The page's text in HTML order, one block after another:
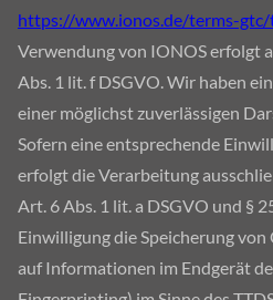
https://www.ionos.de/terms-
Verwendung von IONOS erfolgt
Abs. 1 lit. f DSGVO. Wir haben
einer möglichst zuverlässigen
Sofern eine entsprechende
erfolgt die Verarbeitung
Art. 6 Abs. 1 lit. a DSGVO und §
Einwilligung die Speicherung
auf Informationen im Endgerät